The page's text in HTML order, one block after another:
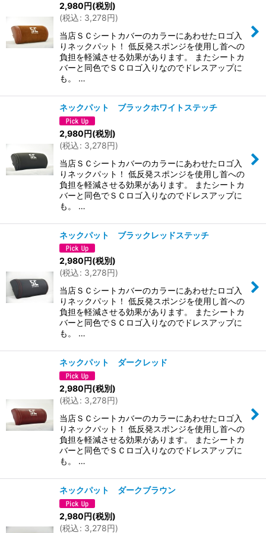
2,980円(税別)
(税込: 3,278円)
当店ＳＣシートカバーのカラーにあわせたロゴ入
りネックパット！ 低反発スポンジを使用し首への
負担を軽減させる効果があります。 またシートカ
バーと同色でＳＣロゴ入りなのでドレスアップに
も。 …
ネックパット ブラックホワイトステッチ
2,980円(税別)
(税込: 3,278円)
当店ＳＣシートカバーのカラーにあわせたロゴ入
りネックパット！ 低反発スポンジを使用し首への
負担を軽減させる効果があります。 またシートカ
バーと同色でＳＣロゴ入りなのでドレスアップに
も。 …
ネックパット ブラックレッドステッチ
2,980円(税別)
(税込: 3,278円)
当店ＳＣシートカバーのカラーにあわせたロゴ入
りネックパット！ 低反発スポンジを使用し首への
負担を軽減させる効果があります。 またシートカ
バーと同色でＳＣロゴ入りなのでドレスアップに
も。 …
ネックパット ダークレッド
2,980円(税別)
(税込: 3,278円)
当店ＳＣシートカバーのカラーにあわせたロゴ入
りネックパット！ 低反発スポンジを使用し首への
負担を軽減させる効果があります。 またシートカ
バーと同色でＳＣロゴ入りなのでドレスアップに
も。 …
ネックパット ダークブラウン
2,980円(税別)
(税込: 3,278円)